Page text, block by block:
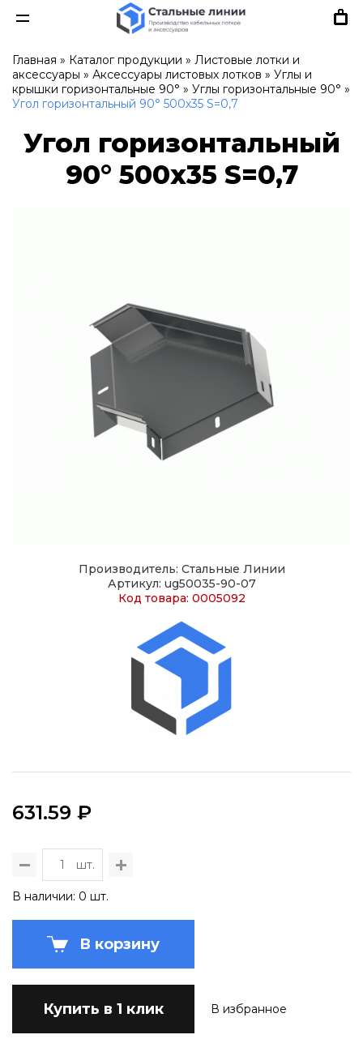
Главная » Каталог продукции » Листовые лотки и
аксессуары » Аксессуары листовых лотков » Углы и
крышки горизонтальные 90° » Углы горизонтальные 90° »
Угол горизонтальный 90° 500х35 S=0,7
Угол горизонтальный
90° 500х35 S=0,7
Производитель: Стальные Линии
Артикул: ug50035-90-07
Код товара: 0005092
631.59 ₽
шт.
В наличии: 0 шт.
В корзину
Купить в 1 клик В избранное